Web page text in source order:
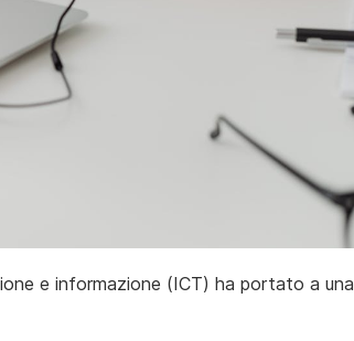
e informazione (ICT) ha portato a una